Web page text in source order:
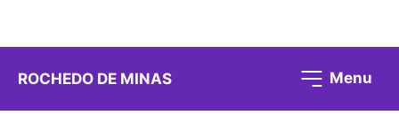
ROCHEDO DE MINAS Menu